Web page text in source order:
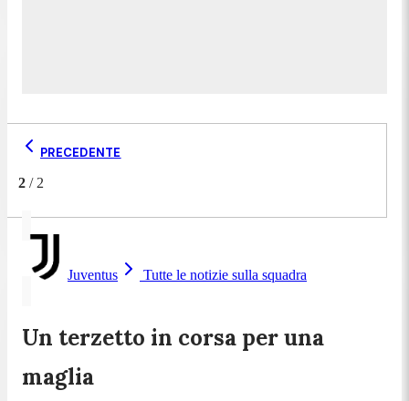
PRECEDENTE
2 / 2
Juventus Tutte le notizie sulla squadra
Un terzetto in corsa per una
maglia